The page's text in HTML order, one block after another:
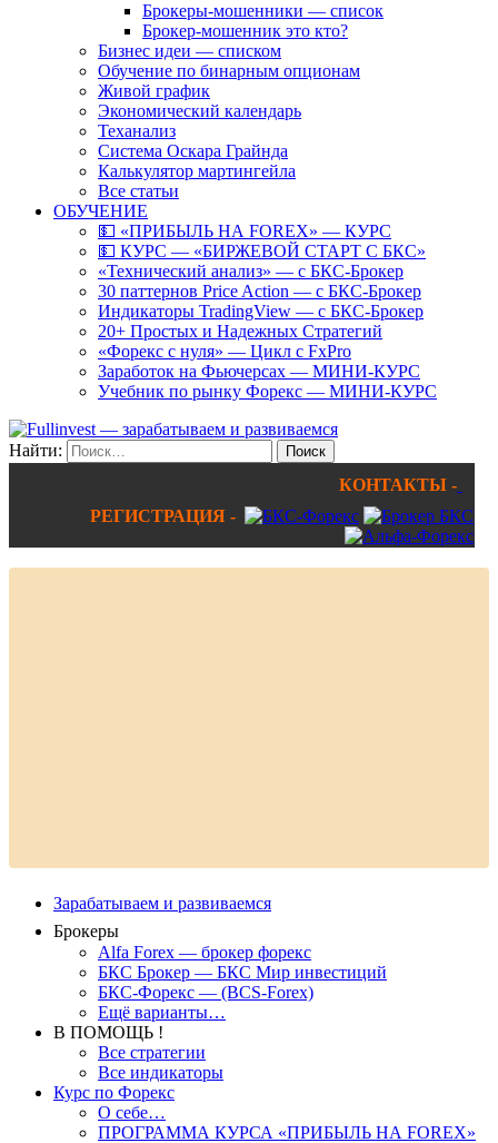
Брокеры-мошенники — список
Брокер-мошенник это кто?
Бизнес идеи — списком
Обучение по бинарным опционам
Живой график
Экономический календарь
Теханализ
Система Оскара Грайнда
Калькулятор мартингейла
Все статьи
ОБУЧЕНИЕ
💵 «ПРИБЫЛЬ НА FOREX» — КУРС
💵 КУРС — «БИРЖЕВОЙ СТАРТ С БКС»
«Технический анализ» — с БКС-Брокер
30 паттернов Price Action — с БКС-Брокер
Индикаторы TradingView — с БКС-Брокер
20+ Простых и Надежных Стратегий
«Форекс с нуля» — Цикл с FxPro
Заработок на Фьючерсах — МИНИ-КУРС
Учебник по рынку Форекс — МИНИ-КУРС
Найти:
КОНТАКТЫ -
РЕГИСТРАЦИЯ -
Зарабатываем и развиваемся
Брокеры
Alfa Forex — брокер форекс
БКС Брокер — БКС Мир инвестиций
БКС-Форекс — (BCS-Forex)
Ещё варианты…
В ПОМОЩЬ !
Все стратегии
Все индикаторы
Курс по Форекс
О себе…
ПРОГРАММА КУРСА «ПРИБЫЛЬ НА FOREX»